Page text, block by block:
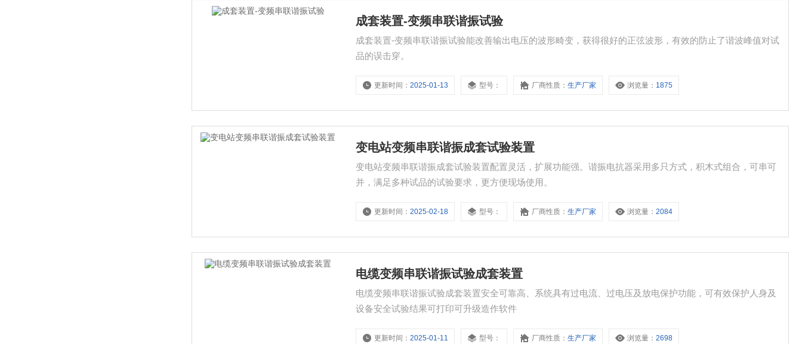
成套装置-变频串联谐振试验
成套装置-变频串联谐振试验能改善输出电压的波形畸变，获得很好的正弦波形，有效的防止了谐波峰值对试
品的误击穿。
更新时间：2025-01-13 型号： 厂商性质：生产厂家 浏览量： 1875
变电站变频串联谐振成套试验装置
变电站变频串联谐振成套试验装置配置灵活，扩展功能强。谐振电抗器采用多只方式，积木式组合，可串可
并，满足多种试品的试验要求，更方便现场使用。
更新时间：2025-02-18 型号： 厂商性质：生产厂家 浏览量：2084
电缆变频串联谐振试验成套装置
电缆变频串联谐振试验成套装置安全可靠高、系统具有过电流、过电压及放电保护功能，可有效保护人身及
设备安全试验结果可打印可升级造作软件
更新时间：2025-01-11 型号： 厂商性质：生产厂家 浏览量：2698